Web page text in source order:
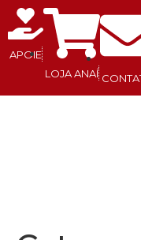
APOIE
LOJA ANAÍ